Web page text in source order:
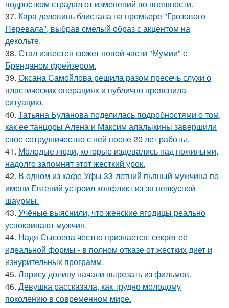
подростком страдал от изменений во внешности.
37. Кара делевинь блистала на премьере "Грозового
Перевала", выбрав смелый образ с акцентом на
декольте.
38. Стал известен сюжет новой части "Мумии" с
Бренданом фрейзером.
39. Оксана Самойлова решила разом пресечь слухи о
пластических операциях и публично прояснила
ситуацию.
40. Татьяна Буланова поделилась подробностями о том,
как ее танцоры Алена и Максим алалыкины завершили
свое сотрудничество с ней после 20 лет работы.
41. Молодые люди, которые издевались над пожилыми,
надолго запомнят этот жесткий урок.
42. В одном из кафе Уфы 33-летний пьяный мужчина по
имени Евгений устроил конфликт из-за невкусной
шаурмы.
43. Учёные выяснили, что женские ягодицы реально
успокаивают мужчин.
44. Надя Сысоева честно признается: секрет её
идеальной формы - в полном отказе от жестких диет и
изнурительных программ.
45. Ларису долину начали вырезать из фильмов.
46. Девушка рассказала, как трудно молодому
поколению в современном мире.